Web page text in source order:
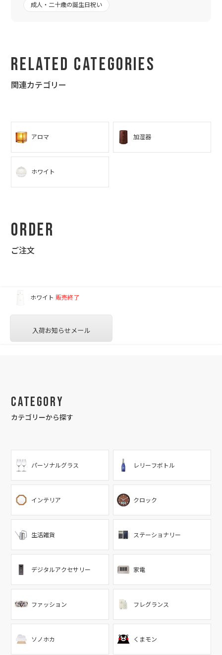
成人・二十歳の誕生日祝い
Related Categories
関連カテゴリー
アロマ 加湿器
ホワイト
Order
ご注文
ホワイト 販売終了
入荷お知らせメール
Category
カテゴリーから探す
パーソナルグラス レリーフボトル
インテリア クロック
生活雑貨 ステーショナリー
デジタルアクセサリー 家電
ファッション フレグランス
ソノホカ くまモン